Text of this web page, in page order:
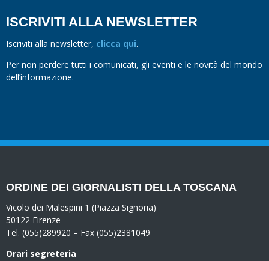
ISCRIVITI ALLA NEWSLETTER
Iscriviti alla newsletter, clicca qui.
Per non perdere tutti i comunicati, gli eventi e le novità del mondo
dell’informazione.
ORDINE DEI GIORNALISTI DELLA TOSCANA
Vicolo dei Malespini 1 (Piazza Signoria)
50122 Firenze
Tel. (055)289920 – Fax (055)2381049
Orari segreteria